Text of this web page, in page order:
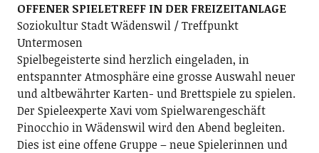
OFFENER SPIELETREFF IN DER FREIZEITANLAGE
Soziokultur Stadt Wädenswil / Treffpunkt
Untermosen
Spielbegeisterte sind herzlich eingeladen, in
entspannter Atmosphäre eine grosse Auswahl neuer
und altbewährter Karten- und Brettspiele zu spielen.
Der Spieleexperte Xavi vom Spielwarengeschäft
Pinocchio in Wädenswil wird den Abend begleiten.
Dies ist eine offene Gruppe – neue Spielerinnen und